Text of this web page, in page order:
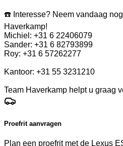
☎️ Interesse? Neem vandaag
Haverkamp!
Michiel: +31 6 22406079
Sander: +31 6 82793899
Roy: +31 6 57262277
Kantoor: +31 55 3231210
Team Haverkamp helpt u graag
Proefrit aanvragen
Plan een proefrit met de Lexus